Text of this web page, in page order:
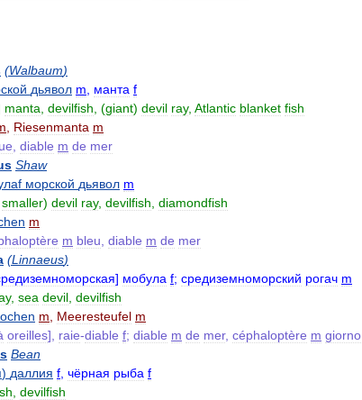
(Walbaum)
дьявол m манта f
manta devilfish , (giant) devil ray, Atlantic blanket fish
Riesenmanta m
diable m de mer
Shaw
морской дьявол m
smaller) devil ray, devilfish diamondfish
m
m bleu diable m de mer
(Linnaeus)
] мобула f; средиземноморский рогач m
, sea devil devilfish
m Meeresteufel m
oreilles], raie-diable f; diable m de mer, céphaloptère m giorno
Bean
) даллия f чёрная рыба f
devilfish